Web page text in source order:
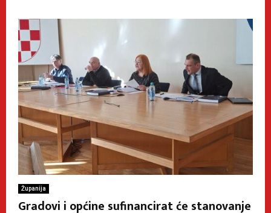
Županija
Gradovi i općine sufinancirat će stanovanje